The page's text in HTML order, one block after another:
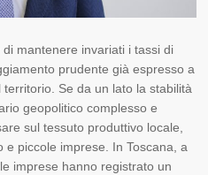
mantenere invariati i tassi di
prudente già espresso a
Se da un lato la stabilità
geopolitico complesso e
sul tessuto produttivo locale,
piccole imprese. In Toscana, a
imprese hanno registrato un